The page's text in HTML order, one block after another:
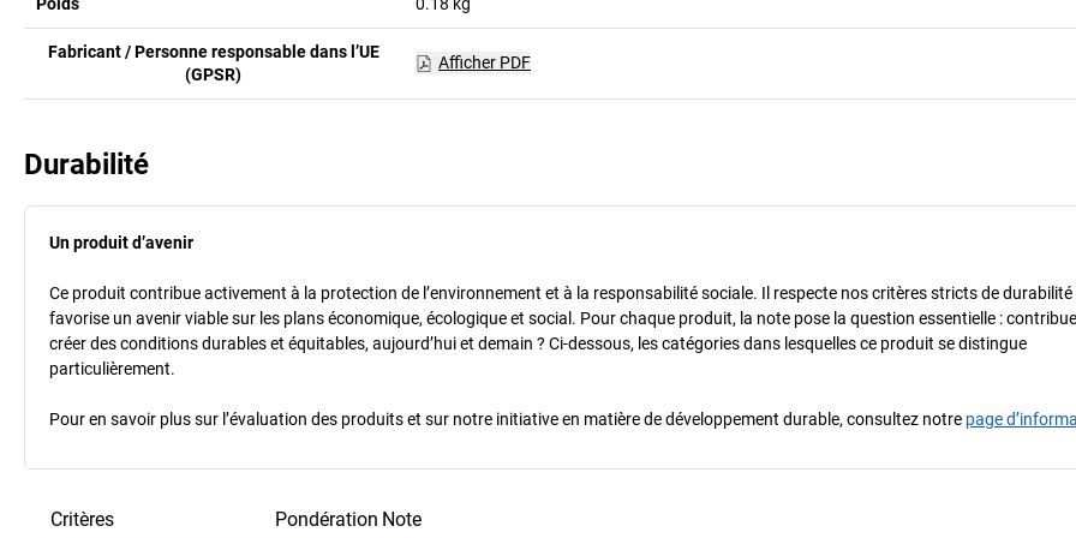
Fabricant / Personne responsable dans l’UE
(GPSR)
Afficher PDF
Durabilité
Un produit d’avenir
Ce produit contribue activement à la protection de l’environnement et à la responsabilité sociale. Il respecte nos critères stricts de durabilité
favorise un avenir viable sur les plans économique, écologique et social. Pour chaque produit, la note pose la question essentielle :
créer des conditions durables et équitables, aujourd’hui et demain ? Ci-dessous, les catégories dans lesquelles ce produit se distingue
particulièrement.
Pour en savoir plus sur l’évaluation des produits et sur notre initiative en matière de développement durable, consultez notre page
Critères Pondération Note